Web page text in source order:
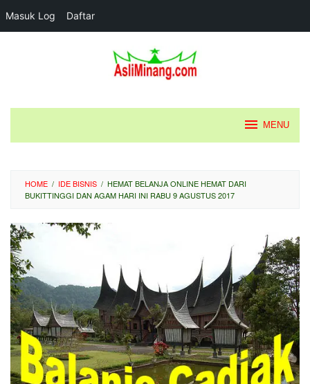
Masuk Log Daftar
MENU
HOME / IDE BISNIS / HEMAT BELANJA ONLINE HEMAT DARI
BUKITTINGGI DAN AGAM HARI INI RABU 9 AGUSTUS 2017